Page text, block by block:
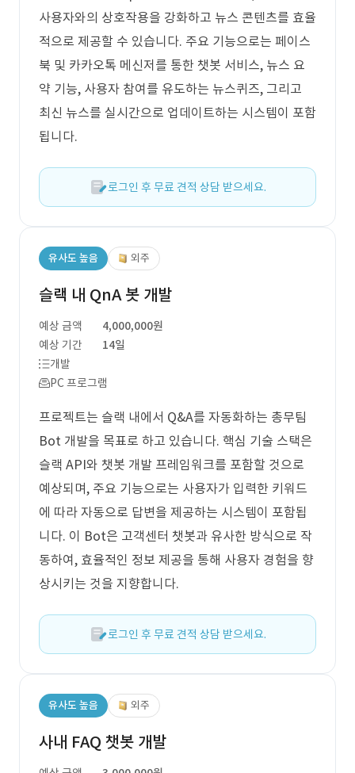
사용자와의 상호작용을 강화하고 뉴스 콘텐츠를 효율
적으로 제공할 수 있습니다. 주요 기능으로는 페이스
북 및 카카오톡 메신저를 통한 챗봇 서비스, 뉴스 요
약 기능, 사용자 참여를 유도하는 뉴스퀴즈, 그리고
최신 뉴스를 실시간으로 업데이트하는 시스템이 포함
됩니다.
로그인 후 무료 견적 상담 받으세요.
유사도 높음 외주
슬랙 내 QnA 봇 개발
예상 금액
4,000,000원
예상 기간
14일
개발
PC 프로그램
프로젝트는 슬랙 내에서 Q&A를 자동화하는 총무팀
Bot 개발을 목표로 하고 있습니다. 핵심 기술 스택은
슬랙 API와 챗봇 개발 프레임워크를 포함할 것으로
예상되며, 주요 기능으로는 사용자가 입력한 키워드
에 따라 자동으로 답변을 제공하는 시스템이 포함됩
니다. 이 Bot은 고객센터 챗봇과 유사한 방식으로 작
동하여, 효율적인 정보 제공을 통해 사용자 경험을 향
상시키는 것을 지향합니다.
로그인 후 무료 견적 상담 받으세요.
유사도 높음 외주
사내 FAQ 챗봇 개발